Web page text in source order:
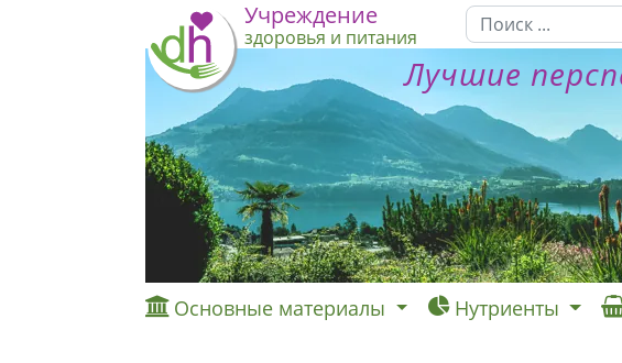
Учреждение
здоровья и питания
Лучшие
Основные материалы Нутриенты